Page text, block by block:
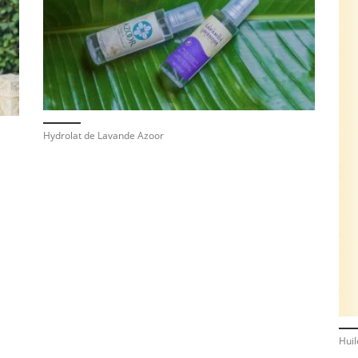
Hydrolat de Lavande Azoor